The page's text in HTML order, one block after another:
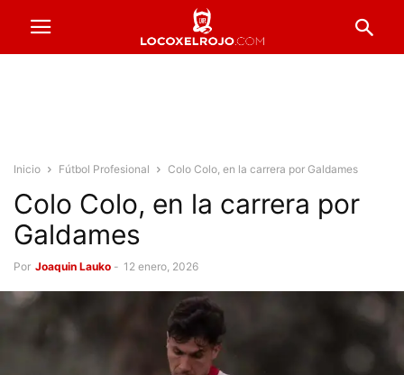
Inicio Fútbol Profesional Colo Colo, en la carrera por Galdames
Colo Colo, en la carrera por
Galdames
Por Joaquin Lauko - 12 enero, 2026